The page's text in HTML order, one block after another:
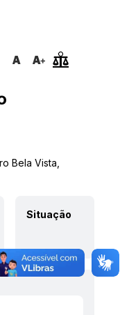
Bela Vista,
Situação